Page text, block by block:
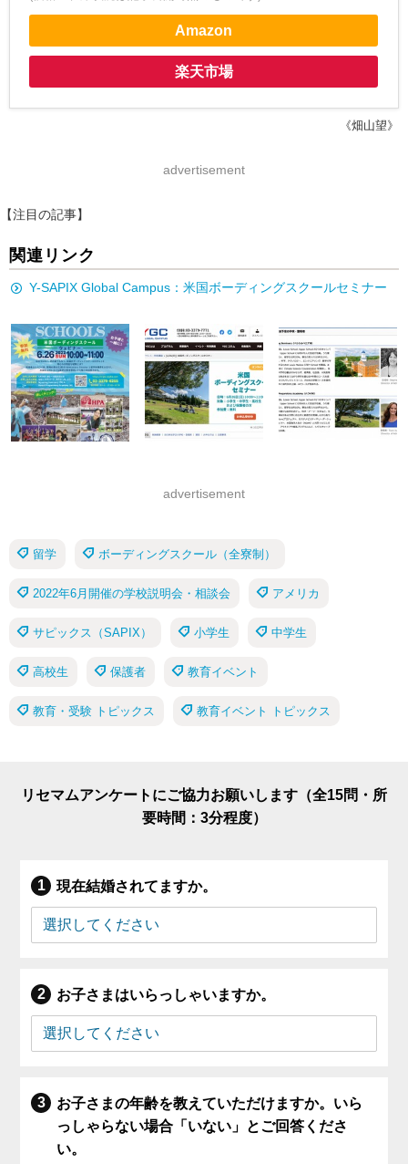
Amazon
楽天市場
《畑山望》
advertisement
【注目の記事】
関連リンク
Y-SAPIX Global Campus：米国ボーディングスクールセミナー
advertisement
留学 ボーディングスクール（全寮制）
2022年6月開催の学校説明会・相談会 アメリカ
サピックス（SAPIX） 小学生 中学生
高校生 保護者 教育イベント
教育・受験 トピックス 教育イベント トピックス
リセマムアンケートにご協力お願いします（全15問・所
要時間：3分程度）
現在結婚されてますか。
お子さまはいらっしゃいますか。
お子さまの年齢を教えていただけますか。いら
っしゃらない場合「いない」とご回答くださ
い。